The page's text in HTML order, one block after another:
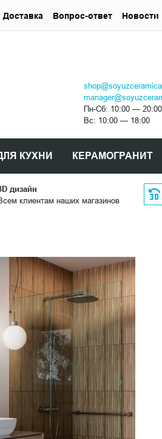
Пн-Сб: 10:00 — 20:00
Вс: 10:00 — 18:00
Доставка Вопрос-ответ Новости
КУХНИ КЕРАМОГРАНИТ
дизайн
клиентам наших магазинов